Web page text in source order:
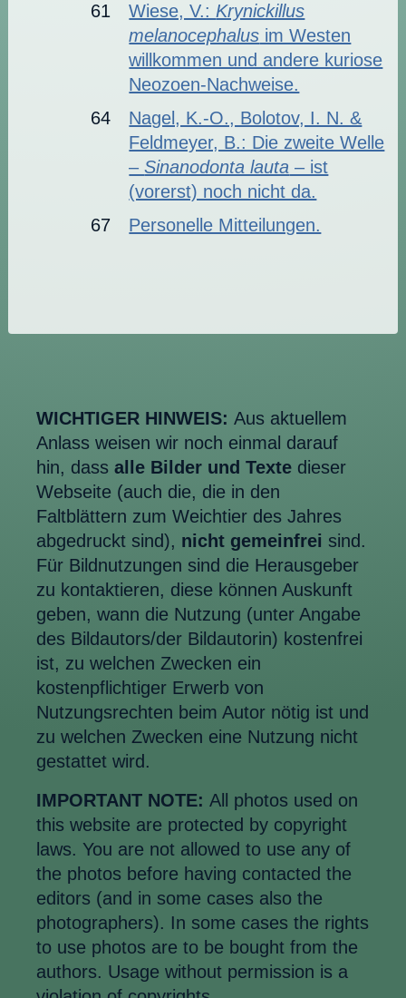
61
Wiese, V.: Krynickillus
melanocephalus im Westen
willkommen und andere kuriose
Neozoen-Nachweise.
64
Nagel, K.-O., Bolotov, I. N. &
Feldmeyer, B.: Die zweite Welle
–Sinanodonta lauta – ist
(vorerst) noch nicht da.
67
Personelle Mitteilungen.
WICHTIGER HINWEIS: Aus aktuellem
Anlass weisen wir noch einmal darauf
hin, dass alle Bilder und Texte dieser
Webseite (auch die, die in den
Faltblättern zum Weichtier des Jahres
abgedruckt sind), nicht gemeinfrei sind.
Für Bildnutzungen sind die Herausgeber
zu kontaktieren, diese können Auskunft
geben, wann die Nutzung (unter Angabe
des Bildautors/der Bildautorin) kostenfrei
ist, zu welchen Zwecken ein
kostenpflichtiger Erwerb von
Nutzungsrechten beim Autor nötig ist und
zu welchen Zwecken eine Nutzung nicht
gestattet wird.
IMPORTANT NOTE: All photos used on
this website are protected by copyright
laws. You are not allowed to use any of
the photos before having contacted the
editors (and in some cases also the
photographers). In some cases the rights
to use photos are to be bought from the
authors. Usage without permission is a